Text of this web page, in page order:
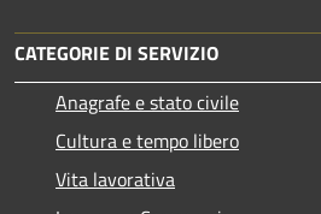
CATEGORIE DI SERVIZIO
Anagrafe e stato civile
Cultura e tempo libero
Vita lavorativa